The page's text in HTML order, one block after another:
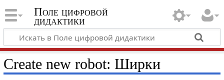
Поле цифровой
дидактики
Create new robot: Ширки